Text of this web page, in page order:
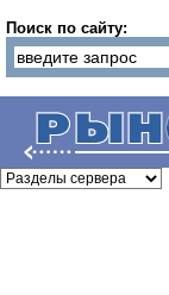
Поиск по сайту: